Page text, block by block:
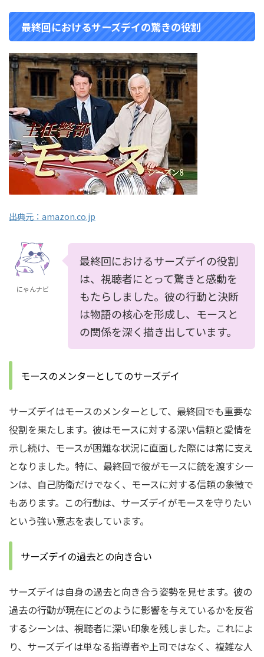
最終回におけるサーズデイの驚きの役割
出典元：amazon.co.jp
にゃんナビ
最終回におけるサーズデイの役割
は、視聴者にとって驚きと感動を
もたらしました。彼の行動と決断
は物語の核心を形成し、モースと
の関係を深く描き出しています。
モースのメンターとしてのサーズデイ
サーズデイはモースのメンターとして、最終回でも重要な
役割を果たします。 彼はモースに対する深い信頼と愛情を
示し続け、モースが困難な状況に直面した際には常に支え
となりました。 特に、最終回で彼がモースに銃を渡すシー
ンは、自己防衛だけでなく、モースに対する信頼の象徴で
もあります。 この行動は、サーズデイがモースを守りたい
という強い意志を表しています。
サーズデイの過去との向き合い
サーズデイは自身の過去と向き合う姿勢を見せます。 彼の
過去の行動が現在にどのように影響を与えているかを反省
するシーンは、視聴者に深い印象を残しました。 これによ
り、サーズデイは単なる指導者や上司ではなく、複雑な人